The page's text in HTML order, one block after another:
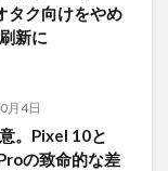
ク向けをやめ
新に
月4日
。Pixel 10と
の致命的な差